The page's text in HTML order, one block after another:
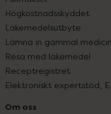
Högkostnadsskyddet
Läkemedelsutbyte
Lämna in gammal medicin
Resa med läkemedel
Receptregistret
Elektroniskt expertstöd,
Om oss